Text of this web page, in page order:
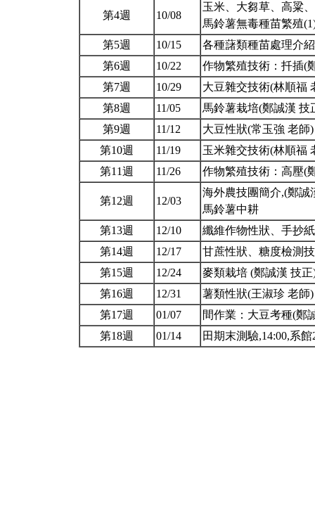
第4週 10/08
玉米、大芻草、高粱
馬鈴薯無毒種苗繁殖
第5週
10/15
各種藷類種苗處理介
第6週
10/22
作物繁殖技術：扦插(
第7週
10/29
大豆雜交技術(林順福
第8週
11/05
馬鈴薯栽培(鄭誠漢
第9週
11/12
大豆性狀(常玉強 老
第10週
11/19
玉米雜交技術(林順福
第11週
11/26 作物繁殖技術：高壓(
第12週 12/03
海外農技團簡介,(鄭誠
馬鈴薯中耕
第13週
12/10
纖維作物性狀、手抄
第14週
12/17
甘蔗性狀、糖度檢測
第15週
12/24
麥類栽培 (鄭誠漢 技
第16週
12/31
薯類性狀(王淑珍 老師
第17週
01/07
間作業：大豆考種(鄭
第18週
01/14 田期末測驗,14:00,系